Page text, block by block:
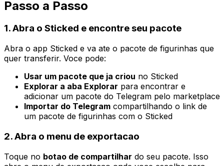
Passo a Passo
1. Abra o Sticked e encontre seu pacote
Abra o app Sticked e va ate o pacote de figurinhas que
quer transferir. Voce pode:
Usar um pacote que ja criou no Sticked
Explorar a aba Explorar para encontrar e
adicionar um pacote do Telegram pelo marketplace
Importar do Telegram compartilhando o link de
um pacote de figurinhas com o Sticked
2. Abra o menu de exportacao
Toque no botao de compartilhar do seu pacote. Isso